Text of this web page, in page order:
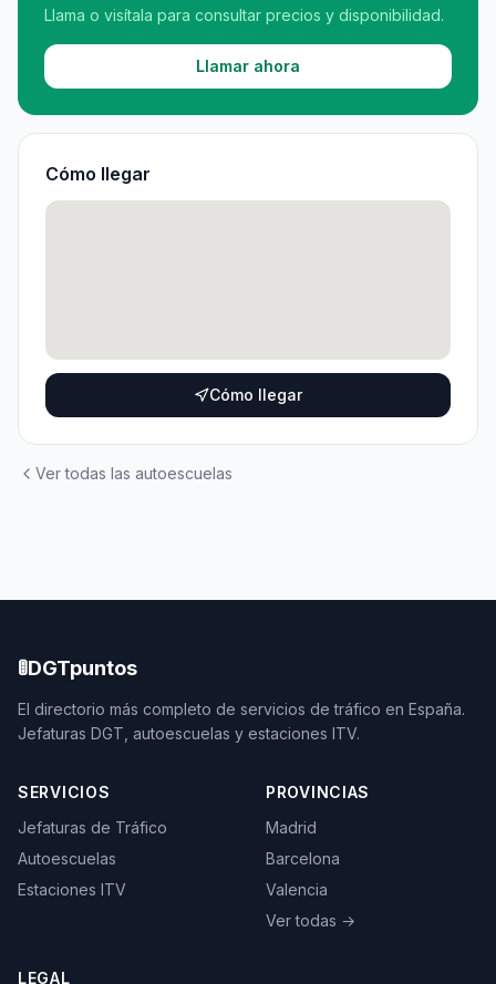
Llama o visítala para consultar precios y disponibilidad.
Llamar ahora
Cómo llegar
Cómo llegar
Ver todas las autoescuelas
🚦DGTpuntos
El directorio más completo de servicios de tráfico en España.
Jefaturas DGT, autoescuelas y estaciones ITV.
SERVICIOS
Jefaturas de Tráfico
Autoescuelas
Estaciones ITV
PROVINCIAS
Madrid
Barcelona
Valencia
Ver todas →
LEGAL